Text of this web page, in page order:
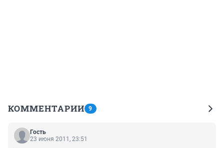
КОММЕНТАРИИ 9
Гость
23 июня 2011, 23:51